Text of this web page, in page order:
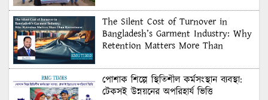
The Silent Cost of Turnover in
Bangladesh’s Garment Industry: Why
Retention Matters More Than
পোশাক শিল্পে স্থিতিশীল কর্মসংস্থান ব্যবস্থা:
টেকসই উন্নয়নের অপরিহার্য ভিত্তি